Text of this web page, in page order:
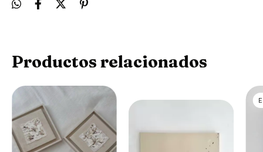
Productos relacionados